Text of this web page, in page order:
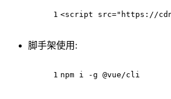
1 <script src="https://
脚手架使用:
1 npm i -g @vue/cli